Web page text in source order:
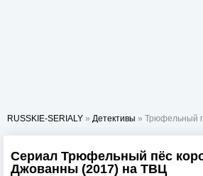
RUSSKIE-SERIALY » Детективы » Трюфельный
Сериал Трюфельный пёс
Джованны (2017) на ТВЦ